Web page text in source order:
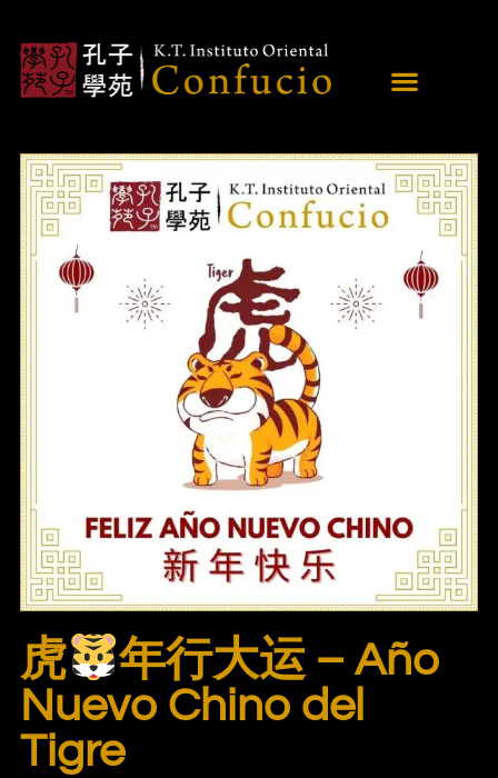
虎
年行大运 – Año
Nuevo Chino del
Tigre